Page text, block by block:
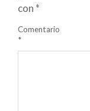
con *
Comentario
*